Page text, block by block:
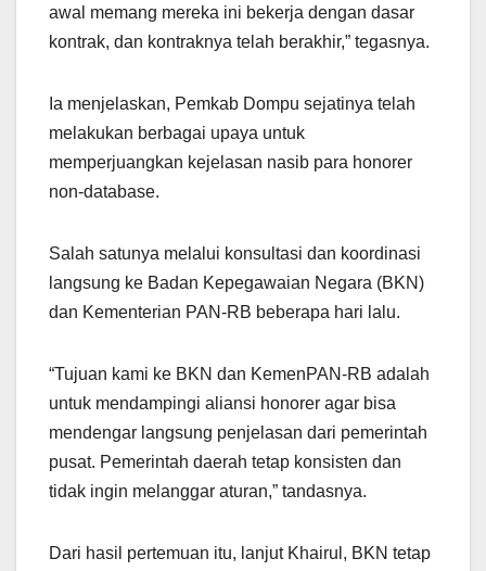
awal memang mereka ini bekerja dengan dasar
kontrak, dan kontraknya telah berakhir,” tegasnya.
Ia menjelaskan, Pemkab Dompu sejatinya telah
melakukan berbagai upaya untuk
memperjuangkan kejelasan nasib para honorer
non-database.
Salah satunya melalui konsultasi dan koordinasi
langsung ke Badan Kepegawaian Negara (BKN)
dan Kementerian PAN-RB beberapa hari lalu.
“Tujuan kami ke BKN dan KemenPAN-RB adalah
untuk mendampingi aliansi honorer agar bisa
mendengar langsung penjelasan dari pemerintah
pusat. Pemerintah daerah tetap konsisten dan
tidak ingin melanggar aturan,” tandasnya.
Dari hasil pertemuan itu, lanjut Khairul, BKN tetap